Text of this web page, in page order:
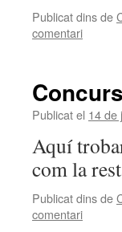
Publicat dins de
comentari
Publicat el 14 de
Aquí
com la
Publicat dins de
comentari